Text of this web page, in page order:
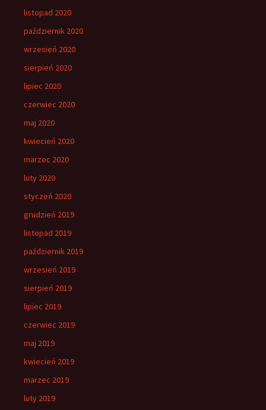
listopad 2020
październik 2020
wrzesień 2020
sierpień 2020
lipiec 2020
czerwiec 2020
maj 2020
kwiecień 2020
marzec 2020
luty 2020
styczeń 2020
grudzień 2019
listopad 2019
październik 2019
wrzesień 2019
sierpień 2019
lipiec 2019
czerwiec 2019
maj 2019
kwiecień 2019
marzec 2019
luty 2019